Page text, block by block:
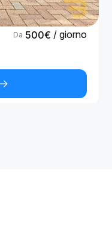
Da 500€ / giorno